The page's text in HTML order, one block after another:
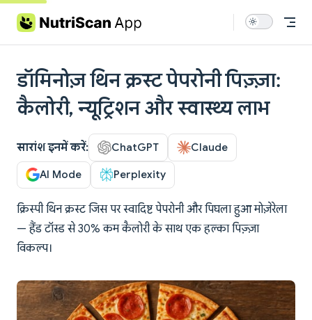
Skip to content
डॉमिनोज़ थिन क्रस्ट पेपरोनी पिज़्ज़ा:
कैलोरी, न्यूट्रिशन और स्वास्थ्य लाभ
सारांश इनमें करें: ChatGPT Claude
AI Mode Perplexity
क्रिस्पी थिन क्रस्ट जिस पर स्वादिष्ट पेपरोनी और पिघला हुआ मोज़ेरेला
— हैंड टॉस्ड से 30% कम कैलोरी के साथ एक हल्का पिज़्ज़ा
विकल्प।